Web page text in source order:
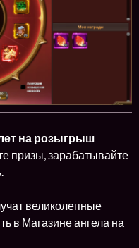
на розыгрыш
призы, зарабатывайте
великолепные
в Магазине ангела на